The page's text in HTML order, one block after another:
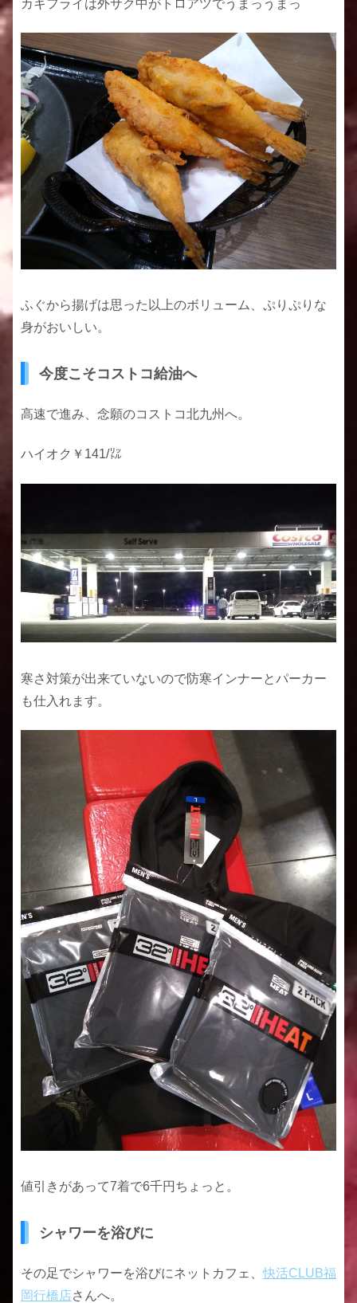
カキフライは外サク中がトロアツでうまっうまっ
ふぐから揚げは思った以上のボリューム、ぷりぷりな
身がおいしい。
今度こそコストコ給油へ
高速で進み、念願のコストコ北九州へ。
ハイオク￥141/㍑
寒さ対策が出来ていないので防寒インナーとパーカー
も仕入れます。
値引きがあって7着で6千円ちょっと。
シャワーを浴びに
その足でシャワーを浴びにネットカフェ、快活CLUB福
岡行橋店さんへ。